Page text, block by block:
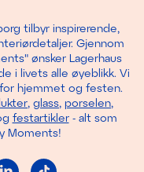
tilbyr inspirerende,
Gjennom
ønsker Lagerhaus
i livets alle øyeblikk. Vi
hjemmet og festen.
, glass, porselen,
festartikler- alt som
Moments!